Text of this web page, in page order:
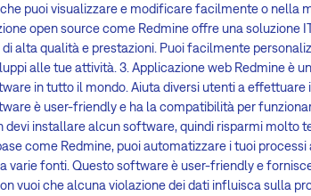
puoi visualizzare e modificare facilmente o nella
open source come Redmine offre una soluzione
alta qualità e prestazioni. Puoi facilmente
alle tue attività. 3. Applicazione web Redmine è
in tutto il mondo. Aiuta diversi utenti a
è user-friendly e ha la compatibilità per
installare alcun software, quindi risparmi molto
come Redmine, puoi automatizzare i tuoi
varie fonti. Questo software è user-friendly e
vuoi che alcuna violazione dei dati influisca sulla